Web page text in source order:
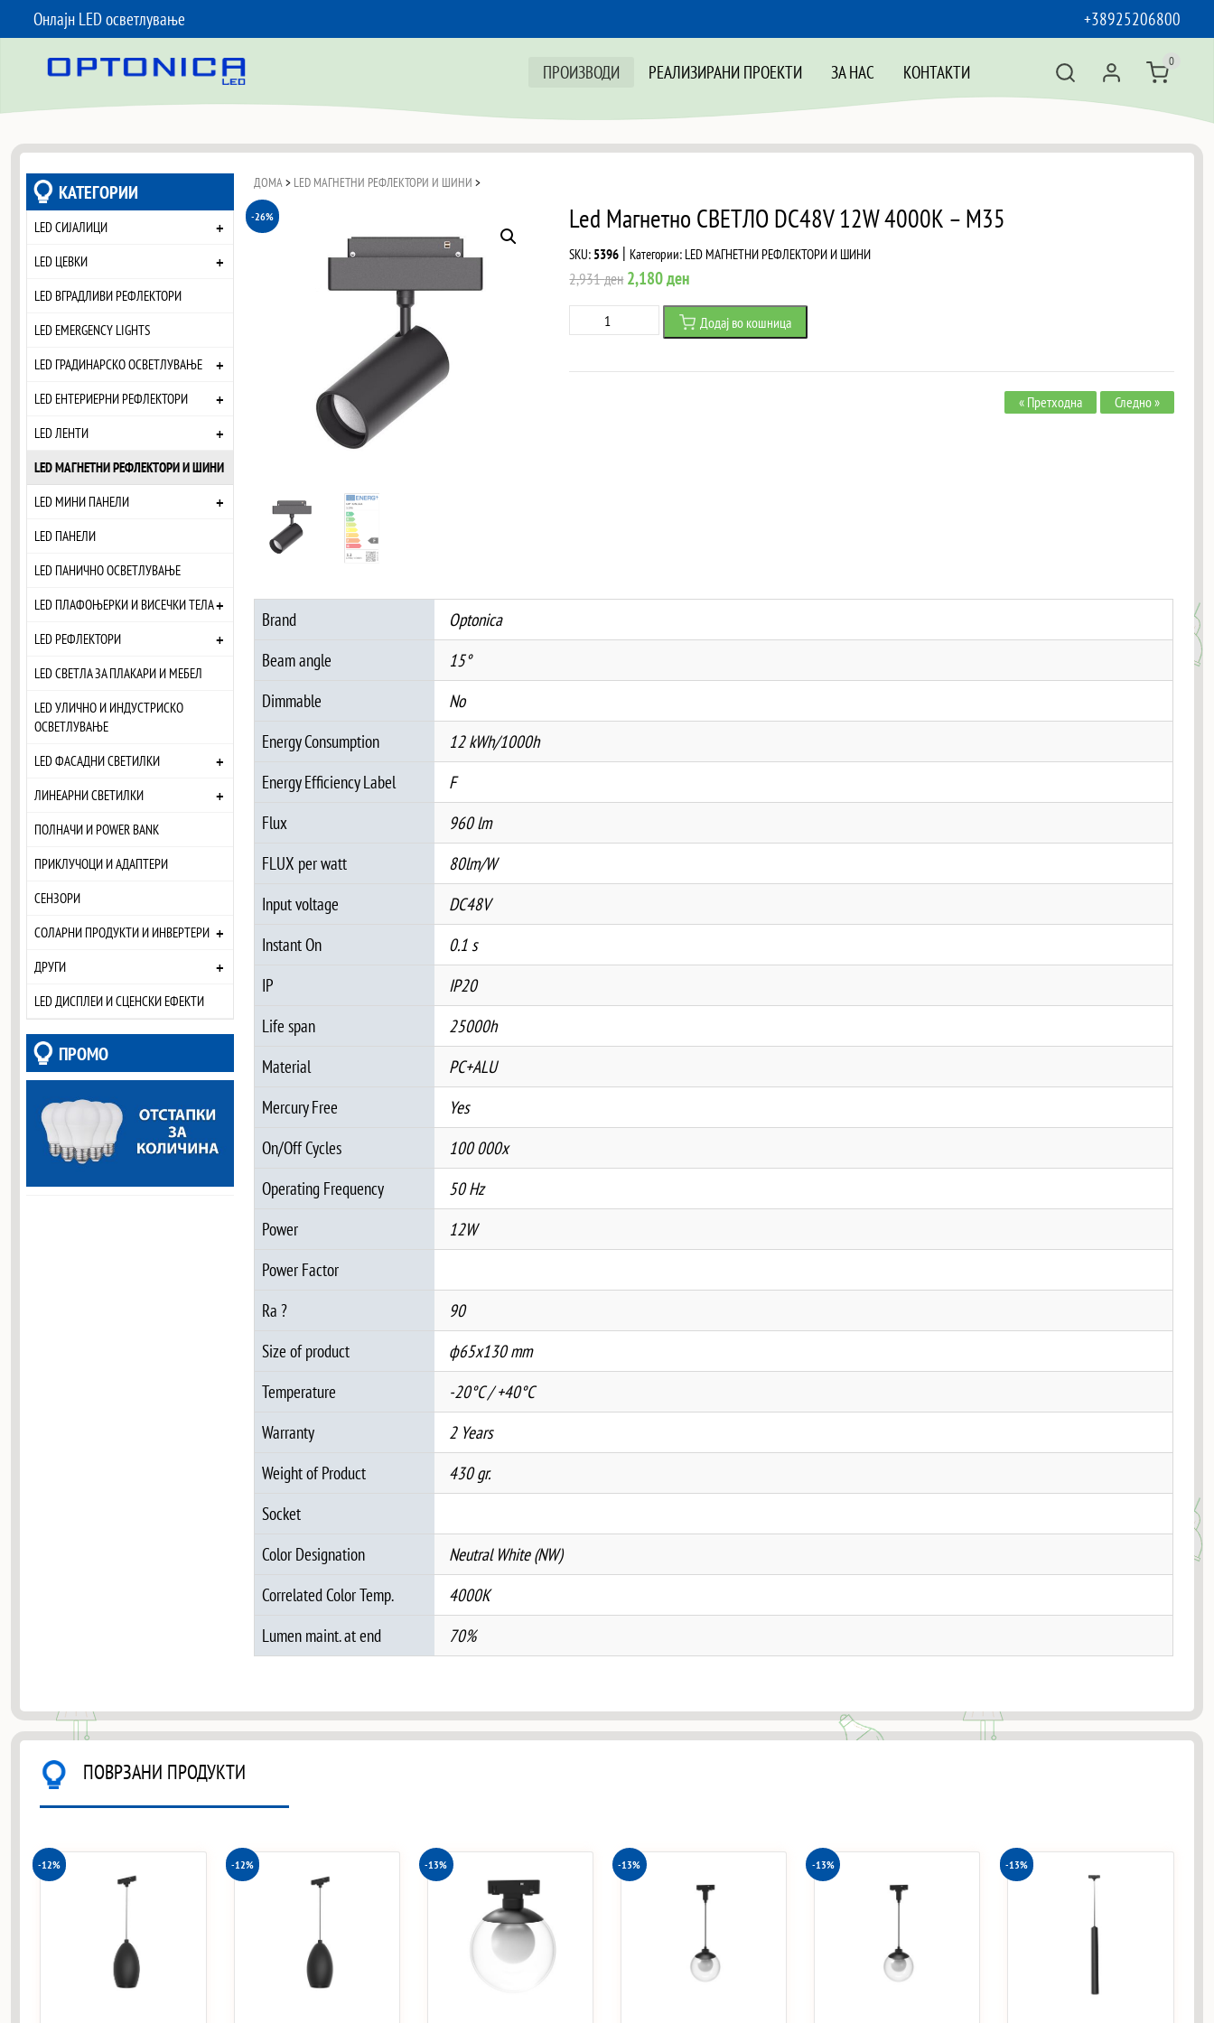
Онлајн LED осветлување
+38925206800
ПРОИЗВОДИ
РЕАЛИЗИРАНИ ПРОЕКТИ ЗА НАС КОНТАКТИ 0
КАТЕГОРИИ
LED СИЈАЛИЦИ +
LED ЦЕВКИ +
LED ВГРАДЛИВИ РЕФЛЕКТОРИ
LED EMERGENCY LIGHTS
LED ГРАДИНАРСКО ОСВЕТЛУВАЊЕ
+
LED ЕНТЕРИЕРНИ РЕФЛЕКТОРИ +
LED ЛЕНТИ +
LED МАГНЕТНИ РЕФЛЕКТОРИ И ШИНИ
LED МИНИ ПАНЕЛИ
+
LED ПАНЕЛИ
LED ПАНИЧНО ОСВЕТЛУВАЊЕ
LED ПЛАФОЊЕРКИ И ВИСЕЧКИ ТЕЛА+
LED РЕФЛЕКТОРИ +
LED СВЕТЛА ЗА ПЛАКАРИ И МЕБЕЛ
LED УЛИЧНО И ИНДУСТРИСКО
ОСВЕТЛУВАЊЕ
LED ФАСАДНИ СВЕТИЛКИ
+
ЛИНЕАРНИ СВЕТИЛКИ +
ПОЛНАЧИ И POWER BANK
ПРИКЛУЧОЦИ И АДАПТЕРИ
СЕНЗОРИ
СОЛАРНИ ПРОДУКТИ И ИНВЕРТЕРИ +
ДРУГИ +
LED ДИСПЛЕИ И СЦЕНСКИ ЕФЕКТИ
ПРОМО
ДОМА > LED МАГНЕТНИ РЕФЛЕКТОРИ И ШИНИ >
-26% Led Магнетно СВЕТЛО DC48V 12W 4000K – M35
SKU: 5396 | Категории: LED МАГНЕТНИ РЕФЛЕКТОРИ И ШИНИ
2,931ден Original
price
2,180денCurrent
price
is:
Магнетно
СВЕТЛО
Додај во кошница
« Претходна Следно »
Brand
Optonica
Beam angle
15°
Dimmable
No
Energy Consumption
12 kWh/1000h
Energy Efficiency Label
F
Flux
960 lm
FLUX per watt
80lm/W
Input voltage
DC48V
Instant On
0.1 s
IP
IP20
Life span
25000h
Material
PC+ALU
Mercury Free
Yes
On/Off Cycles
100 000x
Operating Frequency
50 Hz
Power
12W
Power Factor
Ra ?
90
Size of product
ф65х130 mm
Temperature
-20°C / +40°C
Warranty
2 Years
Weight of Product
430 gr.
Socket
Color Designation
Neutral White (NW)
Correlated Color Temp.
4000K
Lumen maint. at end
70%
ПОВРЗАНИ ПРОДУКТИ
-12% -12% -13% -13% -13% -13%